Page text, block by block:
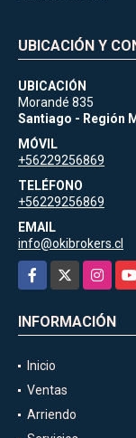
UBICACIÓN Y
UBICACIÓN
Morandé 835
Santiago - Región
MÓVIL
+56229256869
TELÉFONO
+56229256869
EMAIL
info@okibrokers.cl
Facebook
INFORMACIÓN
Inicio
Ventas
Arriendo